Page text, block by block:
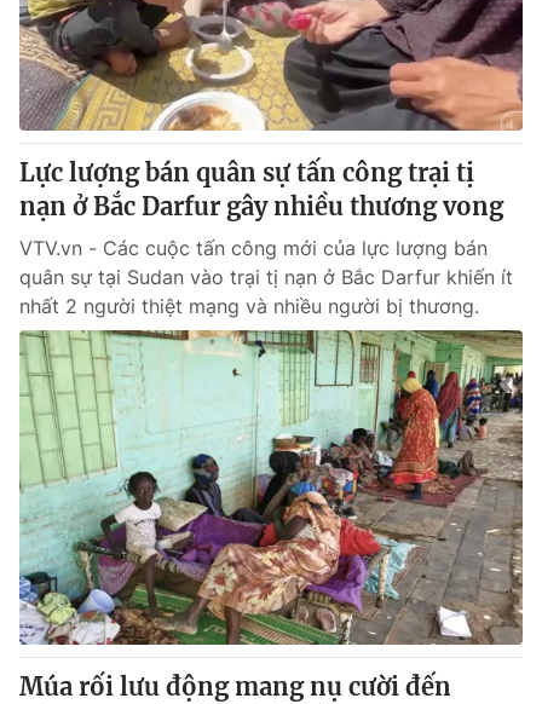
Tin tức
Thế giới đó đây
Câu chuyện quốc tế
Kinh tế
Tài chính
Thị trường
Góc doanh nghiệp
Dữ liệu và đời sống
Truyền hình
Phim VTV
Hậu trường
Nhân vật
Khán giả
Giải sao mai
Giải trí
Điện ảnh
Âm nhạc
Sao
Đời sống
Du lịch
Làm đẹp
Chất lượng cuộc sống
Giáo dục
Tuyển sinh
Học trực tuyến
Công nghệ
Hitech Công nghệ tương lai
Sản phẩm
Thị trường
Tư vấn
Giao lưu trực tuyến
Lịch phát sóng
Chuyên mục khác
Lực lượng bán quân sự tấn công trại tị
nạn ở Bắc Darfur gây nhiều thương vong
VTV.vn - Các cuộc tấn công mới của lực lượng bán
quân sự tại Sudan vào trại tị nạn ở Bắc Darfur khiến ít
nhất 2 người thiệt mạng và nhiều người bị thương.
Múa rối lưu động mang nụ cười đến